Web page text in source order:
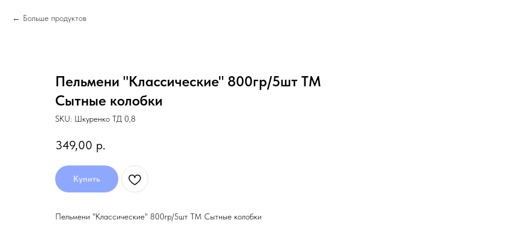
Больше продуктов
Пельмени "Классические" 800гр/5шт ТМ
Сытные колобки
SKU: Шкуренко ТД 0,8
349,00 р.
Купить
Пельмени "Классические" 800гр/5шт ТМ Сытные колобки